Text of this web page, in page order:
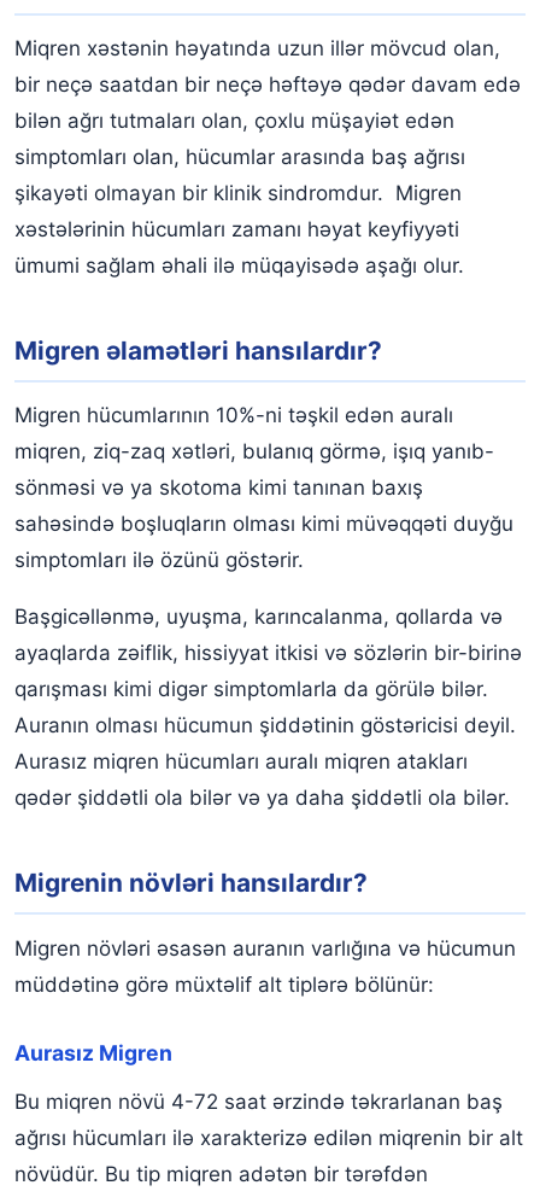
Miqren xəstənin həyatında uzun illər mövcud olan,
bir neçə saatdan bir neçə həftəyə qədər davam edə
bilən ağrı tutmaları olan, çoxlu müşayiət edən
simptomları olan, hücumlar arasında baş ağrısı
şikayəti olmayan bir klinik sindromdur. Migren
xəstələrinin hücumları zamanı həyat keyfiyyəti
ümumi sağlam əhali ilə müqayisədə aşağı olur.
Migren əlamətləri hansılardır?
Migren hücumlarının 10%-ni təşkil edən auralı
miqren, ziq-zaq xətləri, bulanıq görmə, işıq yanıb-
sönməsi və ya skotoma kimi tanınan baxış
sahəsində boşluqların olması kimi müvəqqəti duyğu
simptomları ilə özünü göstərir.
Başgicəllənmə, uyuşma, karıncalanma, qollarda və
ayaqlarda zəiflik, hissiyyat itkisi və sözlərin bir-birinə
qarışması kimi digər simptomlarla da görülə bilər.
Auranın olması hücumun şiddətinin göstəricisi deyil.
Aurasız miqren hücumları auralı miqren atakları
qədər şiddətli ola bilər və ya daha şiddətli ola bilər.
Migrenin növləri hansılardır?
Migren növləri əsasən auranın varlığına və hücumun
müddətinə görə müxtəlif alt tiplərə bölünür:
Aurasız Migren
Bu miqren növü 4-72 saat ərzində təkrarlanan baş
ağrısı hücumları ilə xarakterizə edilən miqrenin bir alt
növüdür. Bu tip miqren adətən bir tərəfdən